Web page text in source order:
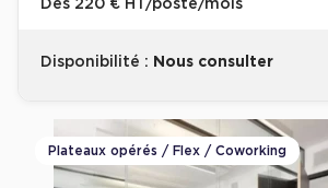
Dès 220 € HT/poste/mois
Disponibilité : Nous consulter
Plateaux opérés / Flex / Coworking